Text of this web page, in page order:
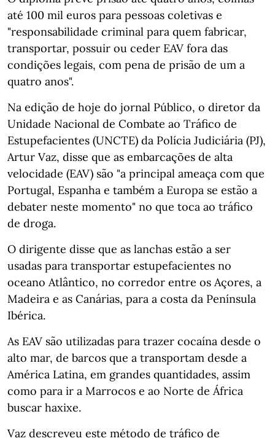
até 100 mil euros para pessoas coletivas e
"responsabilidade criminal para quem fabricar,
transportar, possuir ou ceder EAV fora das
condições legais, com pena de prisão de um a
quatro anos".
Na edição de hoje do jornal Público, o diretor da
Unidade Nacional de Combate ao Tráfico de
Estupefacientes (UNCTE) da Polícia Judiciária (PJ),
Artur Vaz, disse que as embarcações de alta
velocidade (EAV) são "a principal ameaça com que
Portugal, Espanha e também a Europa se estão a
debater neste momento" no que toca ao tráfico
de droga.
O dirigente disse que as lanchas estão a ser
usadas para transportar estupefacientes no
oceano Atlântico, no corredor entre os Açores, a
Madeira e as Canárias, para a costa da Península
Ibérica.
As EAV são utilizadas para trazer cocaína desde o
alto mar, de barcos que a transportam desde a
América Latina, em grandes quantidades, assim
como para ir a Marrocos e ao Norte de África
buscar haxixe.
Vaz descreveu este método de tráfico de